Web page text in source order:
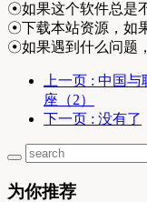
☉如果这个软件总是
☉下载本站资源，如
☉如果遇到什么问题
上一页 : 中国与
座（2）
下一页 : 没有了
为你推荐